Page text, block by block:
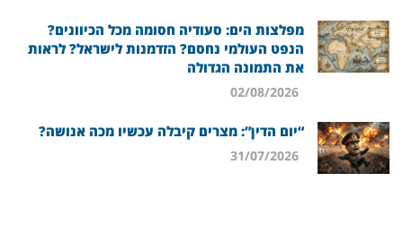
מפלצות הים: סעודיה חסומה מכל הכיוונים?
הנפט העולמי נחסם? הזדמנות לישראל? לראות
את התמונה הגדולה
“יום הדין”: מצרים קיבלה עכשיו מכה אנושה?